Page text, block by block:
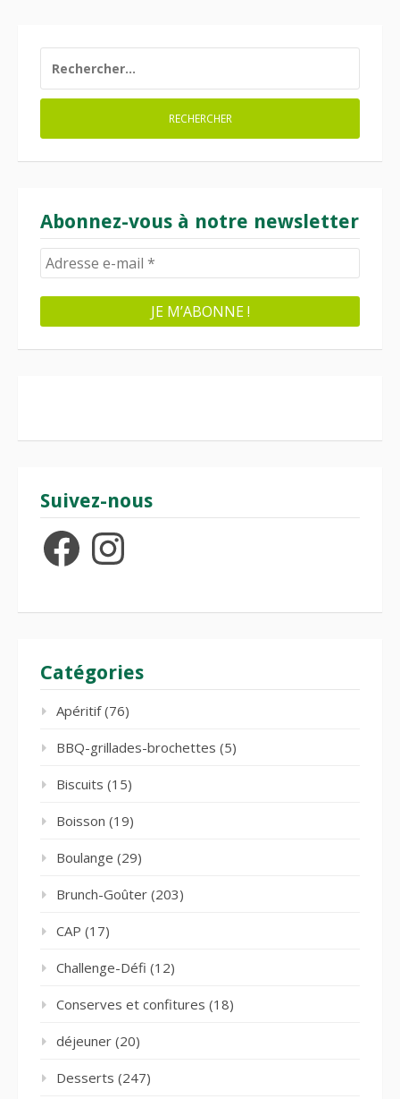
Abonnez-vous à notre newsletter
Suivez-nous
FacebookInstagram
Catégories
Apéritif(76)
BBQ-grillades-brochettes (5)
Biscuits (15)
Boisson (19)
Boulange (29)
Brunch-Goûter (203)
CAP (17)
Challenge-Défi (12)
Conserves et confitures (18)
déjeuner (20)
Desserts (247)